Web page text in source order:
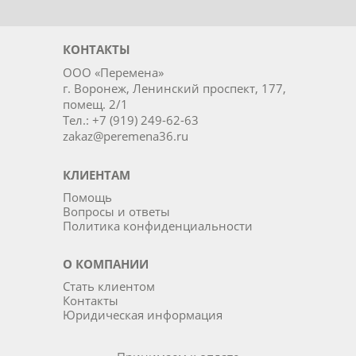
КОНТАКТЫ
ООО «Перемена»
г. Воронеж, Ленинский проспект, 177,
помещ. 2/1
Тел.: +7 (919) 249-62-63
zakaz@peremena36.ru
КЛИЕНТАМ
Помощь
Вопросы и ответы
Политика конфиденциальности
О КОМПАНИИ
Стать клиентом
Контакты
Юридическая информация